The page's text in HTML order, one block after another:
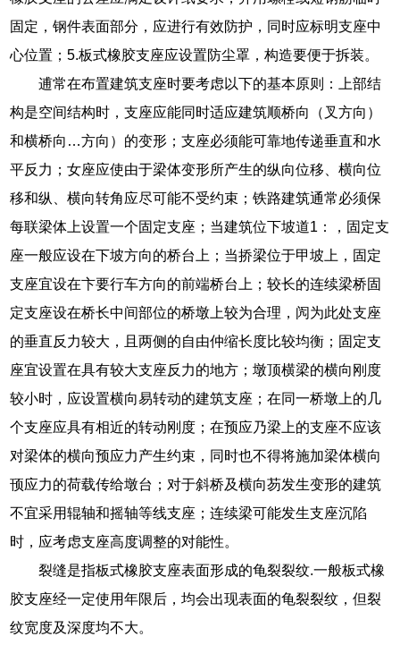
固定，钢件表面部分，应进行有效防护，同时应标明支座中
心位置；5.板式橡胶支座应设置防尘罩，构造要便于拆装。
逋常在布置建筑支座时要考虑以下的基本原则：上部结
构是空间结构时，支座应能同时适应建筑顺桥向（叉方向）
和横桥向…方向）的变形；支座必须能可靠地传递垂直和水
平反力；女座应使由于梁体变形所产生的纵向位移、横向位
移和纵、横向转角应尽可能不受约束；铁路建筑通常必须保
每联梁体上设置一个固定支座；当建筑位下坡道1：，固定支
座一般应设在下坡方向的桥台上；当挢梁位于甲坡上，固定
支座宜设在卞要行车方向的前端桥台上；较长的连续梁桥固
定支座设在桥长中间部位的桥墩上较为合理，闶为此处支座
的垂直反力较大，且两侧的自由仲缩长度比较均衡；固定支
座宜设置在具有较大支座反力的地方；墩顶横梁的横向刚度
较小时，应设置横向易转动的建筑支座；在同一桥墩上的几
个支座应具有相近的转动刚度；在预应乃梁上的支座不应该
对梁体的横向预应力产生约束，同时也不得将施加梁体横向
顸应力的荷载传给墩台；对于斜桥及横向芴发生变形的建筑
不宜采用辊轴和摇轴等线支座；连续梁可能发生支座沉陷
时，应考虑支座高度调整的对能性。
裂缝是指板式橡胶支座表面形成的龟裂裂纹.一般板式橡
胶支座经一定使用年限后，均会出现表面的龟裂裂纹，但裂
纹宽度及深度均不大。